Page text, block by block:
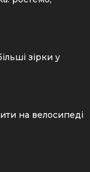
зірки у
на велосипеді